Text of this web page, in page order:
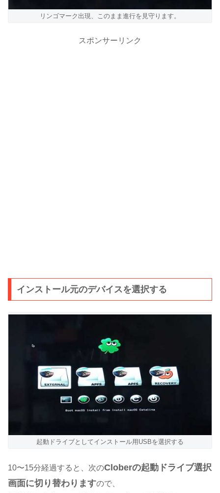
リンゴマーク出現、このまま進行を見守ります。
スポンサーリンク
インストール元のデバイスを選択する
起動ドライブとしてインストール用USBを選択する
10〜15分経過すると、次のCloberの起動ドライブ選択
画面に切り替わりますので、